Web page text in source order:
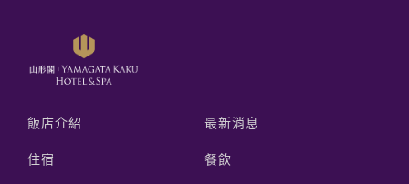
飯店介紹 最新消息
住宿 餐飲